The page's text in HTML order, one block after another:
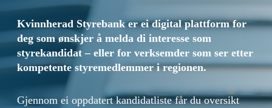
Kvinnherad Styrebank er ei digital plattform for
deg som ønskjer å melda di interesse som
styrekandidat – eller for verksemder som ser etter
kompetente styremedlemmer i regionen.
Gjennom ei oppdatert kandidatliste får du oversikt